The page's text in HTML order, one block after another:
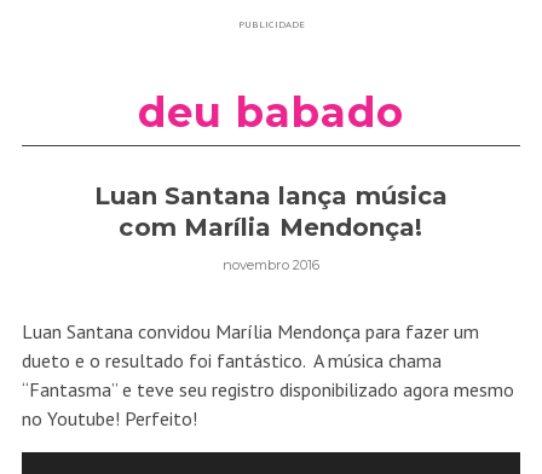
PUBLICIDADE
deu babado
Luan Santana lança música
com Marília Mendonça!
novembro 2016
Luan Santana convidou Marília Mendonça para fazer um
dueto e o resultado foi fantástico. A música chama
“Fantasma” e teve seu registro disponibilizado agora mesmo
no Youtube! Perfeito!